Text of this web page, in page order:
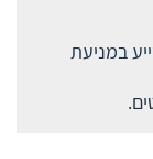
במניעת